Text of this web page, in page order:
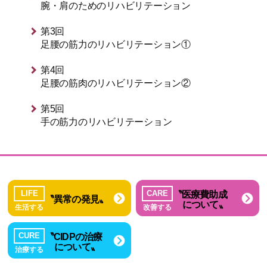
腕・肩のためのリハビリテーション
第3回
⾜腰の筋⼒のリハビリテーション①
第4回
⾜腰の筋肉のリハビリテーション②
第5回
⼿の筋⼒のリハビリテーション
LIFE
生活する
〝異常の発見〟 CARE
改善する
〝医療費助成
について〟
CURE
治療する
〝CIDPの治療
について〟